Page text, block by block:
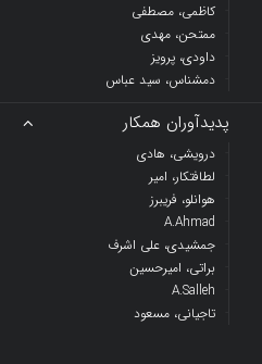
کاظمی، مصطفی
ممتحن، مهدی
داودی، پرویز
دمشناس، سید عباس
پدیدآوران همکار
درویشی، هادی
لطافتکار، امیر
هوانلو، فریبرز
جمشیدی، علی اشرف
براتی، امیرحسین
تاجیانی، مسعود